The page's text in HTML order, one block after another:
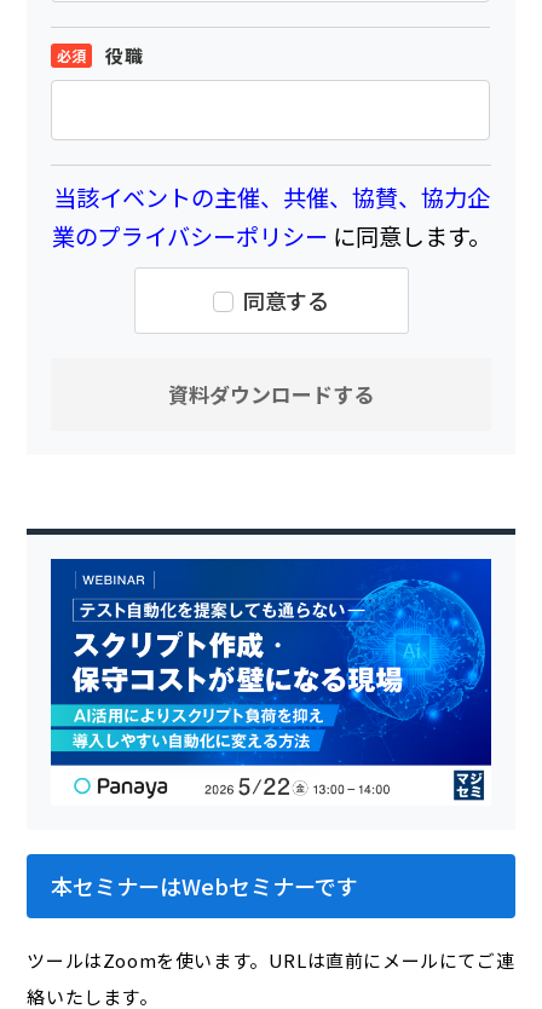
役職
当該イベントの主催、共催、協賛、協力企
業のプライバシーポリシー に同意します。
同意する
本セミナーはWebセミナーです
ツールはZoomを使います。URLは直前にメールにてご連
絡いたします。